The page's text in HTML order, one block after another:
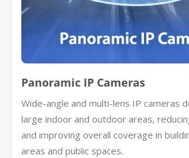
Panoramic IP Cameras
Wide-angle and multi-lens IP cameras
large indoor and outdoor areas,
and improving overall coverage in
areas and public spaces.